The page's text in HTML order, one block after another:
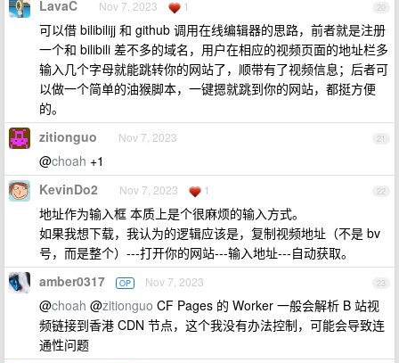
20
LavaC Nov 7, 2023 1
可以借 bilibilijj 和 github 调用在线编辑器的思路，前者就是注册
一个和 bilibili 差不多的域名，用户在相应的视频页面的地址栏多
输入几个字母就能跳转你的网站了，顺带有了视频信息；后者可
以做一个简单的油猴脚本，一键摁就跳到你的网站，都挺方便
的。
21
zitionguo Nov 7, 2023
@choah +1
22
KevinDo2 Nov 7, 2023 1
地址作为输入框 本质上是个很麻烦的输入方式。
如果我想下载，我认为的逻辑应该是，复制视频地址（不是 bv
号，而是整个）---打开你的网站---输入地址---自动获取。
23
amber0317 OP Nov 7, 2023
@choah @zitionguo CF Pages 的 Worker 一般会解析 B 站视
频链接到香港 CDN 节点，这个我没有办法控制，可能会导致连
通性问题